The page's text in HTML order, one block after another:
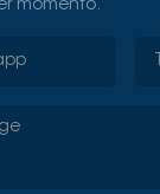
momento.